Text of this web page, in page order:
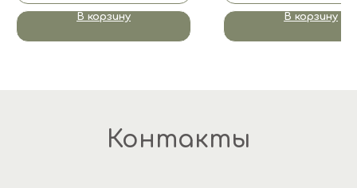
В корзину В корзину
Контакты